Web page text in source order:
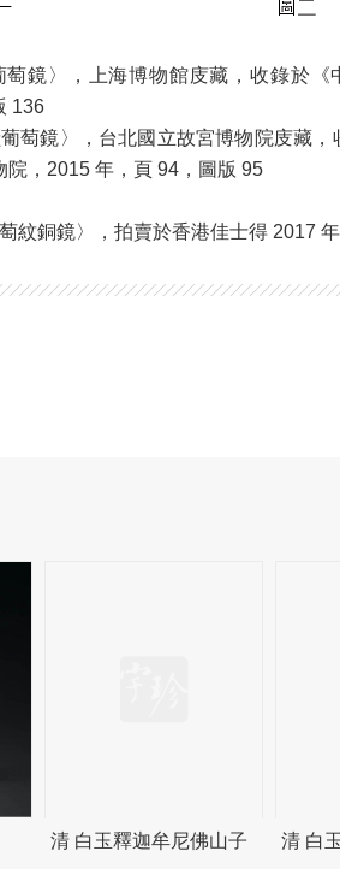
鏡〉，上海博物館庋藏，收錄於
136
萄鏡〉，台北國立故宮博物院庋藏，
院，2015 年，頁 94，圖版 95
紋銅鏡〉，拍賣於香港佳士得 2017
清 白玉釋迦牟尼佛山子 清 白